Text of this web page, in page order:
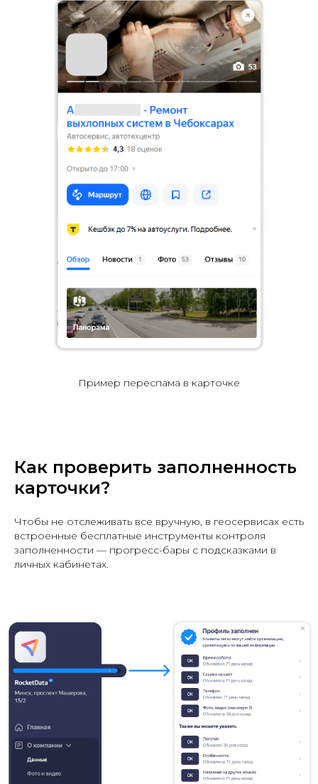
Пример переспама в карточке
Как проверить заполненность
карточки?
Чтобы не отслеживать все вручную, в геосервисах есть
встроенные бесплатные инструменты контроля
заполненности — прогресс-бары с подсказками в
личных кабинетах.